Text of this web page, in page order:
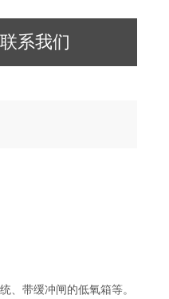
联系我们
、带缓冲闸的低氧箱等。